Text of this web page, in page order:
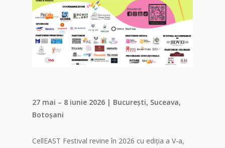
27 mai – 8 iunie 2026 | București, Suceava,
Botoșani
CellEAST Festival revine în 2026 cu ediția a V-a,